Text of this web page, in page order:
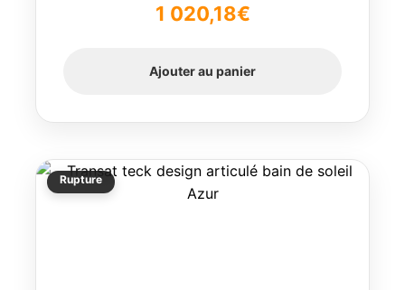
1 020,18€
Ajouter au panier
Rupture